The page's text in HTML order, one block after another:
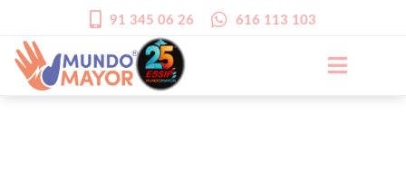
91 345 06 26 616 113 103